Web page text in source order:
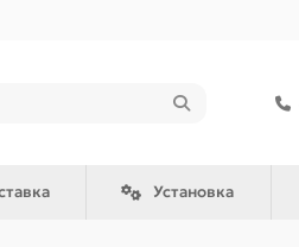
Установка